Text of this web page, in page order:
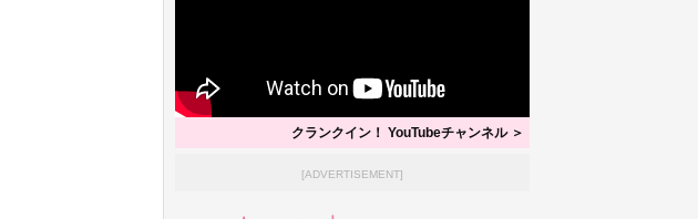
クランクイン！ YouTubeチャンネル ＞
[ADVERTISEMENT]